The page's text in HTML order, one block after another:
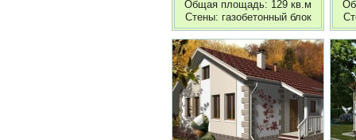
Общая площадь: 129 кв.м
Стены: газобетонный блок